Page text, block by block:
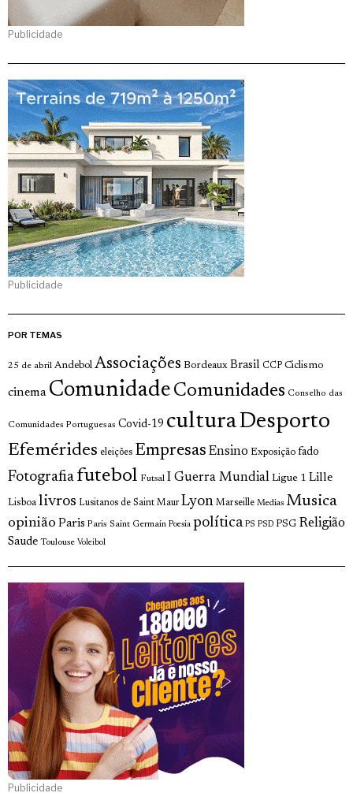
Publicidade
Publicidade
POR TEMAS
25 de abril Andebol Associações Bordeaux Brasil CCP Ciclismo
cinema Comunidade Comunidades Conselho das
Comunidades Portuguesas Covid-19 culturaDesporto
Efemérides eleições Empresas Ensino Exposição fado
Fotografia futebol Futsal I Guerra Mundial Ligue 1 Lille
Lisboa livros Lusitanos de Saint Maur Lyon Marseille Medias Musica
opinião Paris Paris Saint Germain Poesia política PS PSD PSG Religião
Saude Toulouse Voleibol
Publicidade